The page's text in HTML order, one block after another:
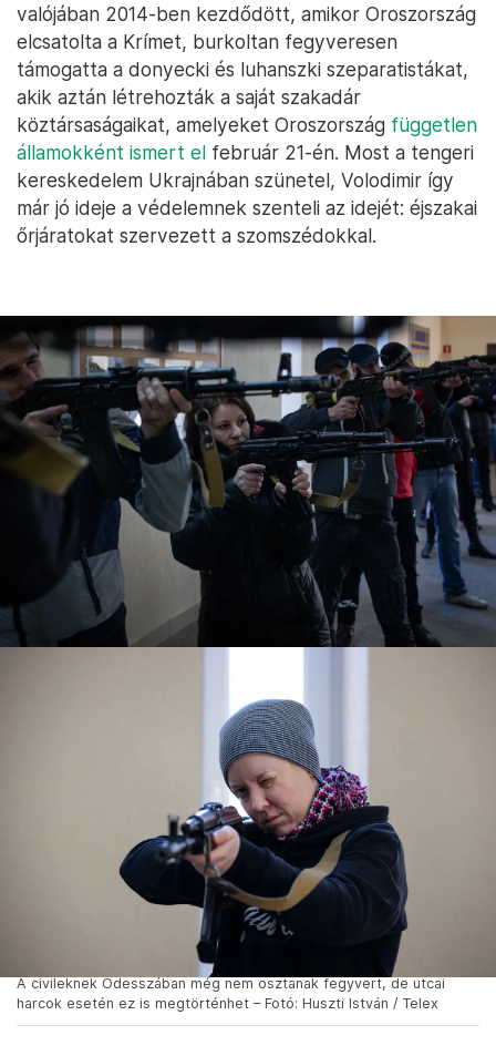
valójában 2014-ben kezdődött, amikor Oroszország
elcsatolta a Krímet, burkoltan fegyveresen
támogatta a donyecki és luhanszki szeparatistákat,
akik aztán létrehozták a saját szakadár
köztársaságaikat, amelyeket Oroszország független
államokként ismert el február 21-én. Most a tengeri
kereskedelem Ukrajnában szünetel, Volodimir így
már jó ideje a védelemnek szenteli az idejét: éjszakai
őrjáratokat szervezett a szomszédokkal.
A civileknek Odesszában még nem osztanak fegyvert, de utcai
harcok esetén ez is megtörténhet – Fotó: Huszti István / Telex